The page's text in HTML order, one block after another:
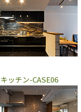
キッチン-CASE06